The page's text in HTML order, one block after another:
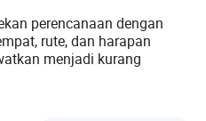
perencanaan dengan
rute, dan harapan
menjadi kurang